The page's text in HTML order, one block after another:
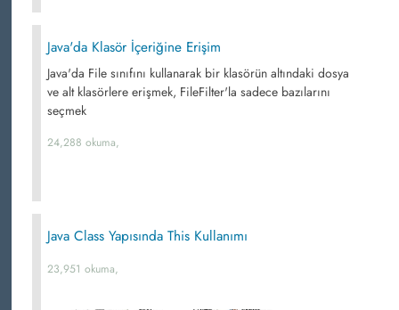
Java'da Klasör İçeriğine Erişim
Java'da File sınıfını kullanarak bir klasörün altındaki dosya
ve alt klasörlere erişmek, FileFilter'la sadece bazılarını
seçmek
24,288 okuma,
Java Class Yapısında This Kullanımı
23,951 okuma,